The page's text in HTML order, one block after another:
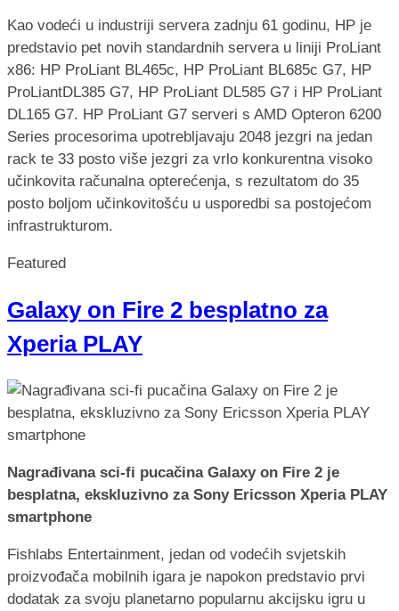
Kao vodeći u industriji servera zadnju 61 godinu, HP je
predstavio pet novih standardnih servera u liniji ProLiant
x86: HP ProLiant BL465c, HP ProLiant BL685c G7, HP
ProLiantDL385 G7, HP ProLiant DL585 G7 i HP ProLiant
DL165 G7. HP ProLiant G7 serveri s AMD Opteron 6200
Series procesorima upotrebljavaju 2048 jezgri na jedan
rack te 33 posto više jezgri za vrlo konkurentna visoko
učinkovita računalna opterećenja, s rezultatom do 35
posto boljom učinkovitošću u usporedbi sa postojećom
infrastrukturom.
Featured
Galaxy on Fire 2 besplatno za
Xperia PLAY
Nagrađivana sci-fi pucačina Galaxy on Fire 2 je
besplatna, ekskluzivno za Sony Ericsson Xperia PLAY
smartphone
Fishlabs Entertainment, jedan od vodećih svjetskih
proizvođača mobilnih igara je napokon predstavio prvi
dodatak za svoju planetarno popularnu akcijsku igru u